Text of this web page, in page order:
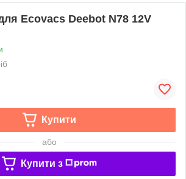
Ecovacs Deebot N78 12V
Купити
або
Купити з